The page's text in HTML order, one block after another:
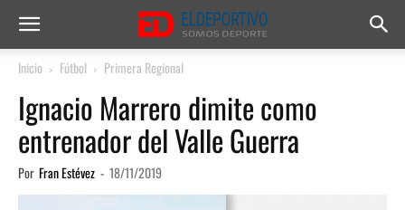
Inicio Fútbol Primera Regional
Ignacio Marrero dimite como
entrenador del Valle Guerra
Por Fran Estévez - 18/11/2019